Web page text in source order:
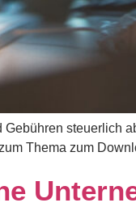
steuerlich
Thema zum